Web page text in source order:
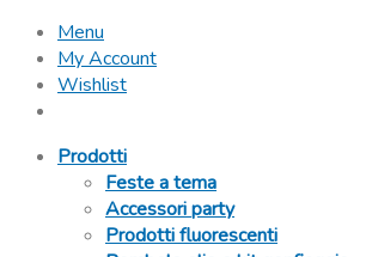
Menu
My Account
Wishlist
Prodotti
Feste a tema
Accessori party
Prodotti fluorescenti